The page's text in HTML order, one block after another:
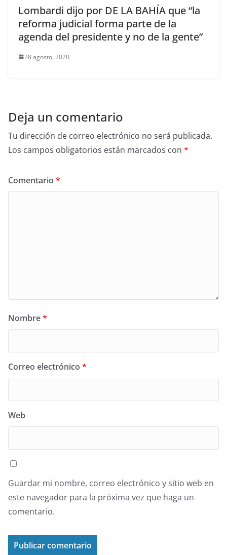
Lombardi dijo por DE LA BAHÍA que “la
reforma judicial forma parte de la
agenda del presidente y no de la gente”
28 agosto, 2020
Deja un comentario
Tu dirección de correo electrónico no será publicada.
Los campos obligatorios están marcados con *
Comentario *
Nombre*
Correo electrónico *
Web
Guardar mi nombre, correo electrónico y sitio web en
este navegador para la próxima vez que haga un
comentario.